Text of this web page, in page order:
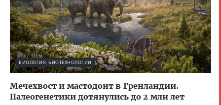
БИОЛОГИЯ, БИОТЕХНОЛОГИИ
Мечехвост и мастодонт в Гренландии.
Палеогенетики дотянулись до 2 млн лет